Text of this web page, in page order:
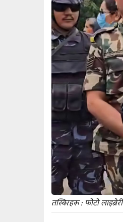
तस्बिरहरू : फोटो लाइब्रेरी